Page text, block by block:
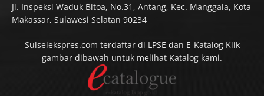
Jl. Inspeksi Waduk Bitoa, No.31, Antang, Kec. Manggala, Kota
Makassar, Sulawesi Selatan 90234
Sulselekspres.com terdaftar di LPSE dan E-Katalog Klik
gambar dibawah untuk melihat Katalog kami.